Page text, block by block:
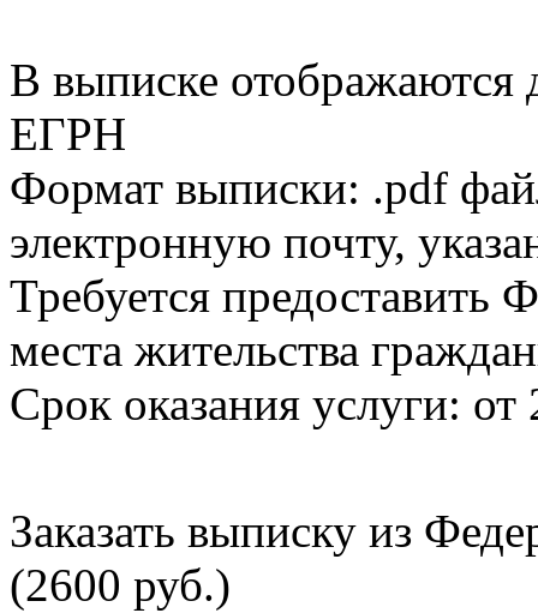
В выписке
ЕГРН
Формат выписки: .pdf
электронную почту,
Требуется
места жительства
Срок оказания услуги: от
Заказать выписку из
(2600 руб.)